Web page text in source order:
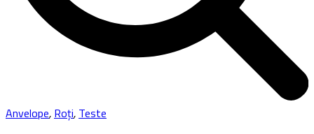
Anvelope, Roți, Teste